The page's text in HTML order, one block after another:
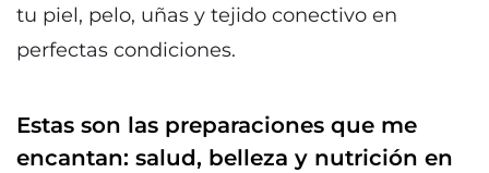
tu piel, pelo, uñas y tejido conectivo en
perfectas condiciones.
Estas son las preparaciones que me
encantan: salud, belleza y nutrición en